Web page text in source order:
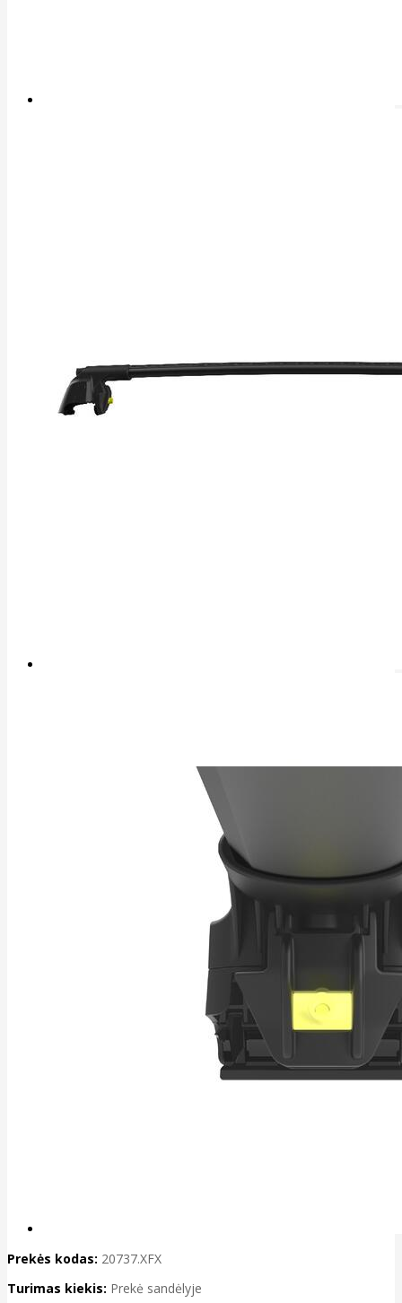
Prekės kodas: 20737.XFX
Turimas kiekis: Prekė sandėlyje